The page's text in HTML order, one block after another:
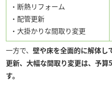
・断熱リフォーム
・配管更新
・大掛かりな間取り変更
一方で、 壁や床を全面的に解体し
更新、大幅な間取り変更は、予
す。